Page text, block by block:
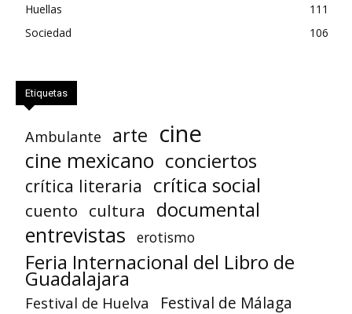
Huellas
111
Sociedad
106
Etiquetas
Ambulante arte cine
cine mexicano conciertos
crítica literaria crítica social
cuento cultura documental
entrevistas erotismo
Feria Internacional del Libro de
Guadalajara
Festival de Huelva Festival de Málaga